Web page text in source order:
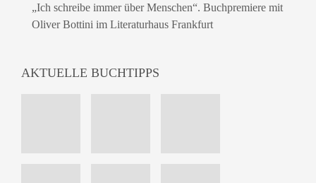
„Ich schreibe immer über Menschen“. Buchpremiere mit
Oliver Bottini im Literaturhaus Frankfurt
AKTUELLE BUCHTIPPS